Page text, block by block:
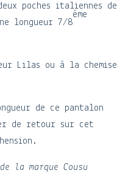
poches italiennes de
longueur 7/8
ème
Lilas ou à la chemise
de ce pantalon
de retour sur cet
la marque Cousu